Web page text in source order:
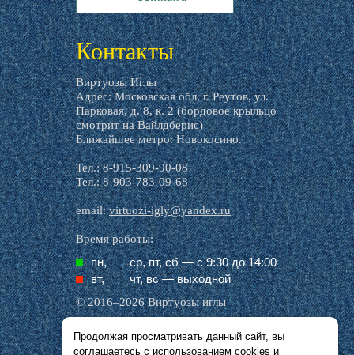
livemaster.ru
Контакты
Виртуозы Иглы
Адрес: Московская обл, г. Реутов, ул.
Парковая, д. 8, к. 2 (бордовое крыльцо
смотрит на Вайлдберис)
Ближайшее метро: Новокосино.
Тел.: 8-915-309-90-08
Тел.: 8-903-783-09-68
email:virtuozi-igly@yandex.ru
Время работы:
пн,
ср, пт, cб — с 9:30 до 14:00
вт,
чт, вс — выходной
© 2016–2026 Виртуозы иглы
Все названия производителей, символика и
описания, присутствующие в наших картинках
Продолжая просматривать данный сайт, вы
соглашаетесь с использованием cookies и